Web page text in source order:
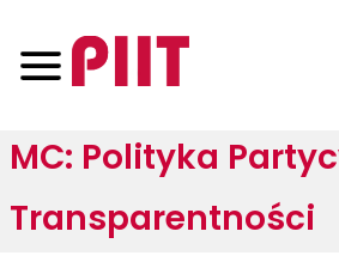
MC: Polityka
Transparentności